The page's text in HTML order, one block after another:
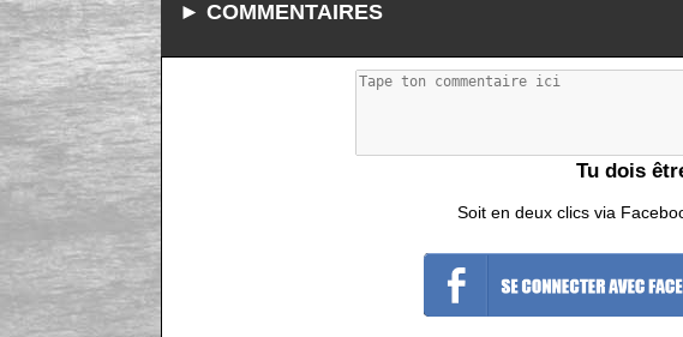
► COMMENTAIRES
Tu dois
Soit en deux clics via